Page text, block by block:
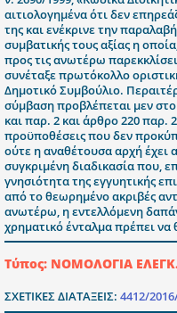
αιτιολογημένα ότι δεν
της και ενέκρινε την
συμβατικής τους αξίας η
προς τις ανωτέρω
συνέταξε πρωτόκολλο
Δημοτικό Συμβούλιο.
σύμβαση προβλέπεται μεν
και παρ. 2 και άρθρο 220 παρ.
προϋποθέσεις που δεν
ούτε η αναθέτουσα αρχή έχει
συγκριμένη διαδικασία που,
γνησιότητα της εγγυητικής
από το θεωρημένο ακριβές
ανωτέρω, η εντελλόμενη
χρηματικό ένταλμα πρέπει να
Τύπος: ΝΟΜΟΛΟΓΙΑ
ΣΧΕΤΙΚΕΣ ΔΙΑΤΑΞΕΙΣ: 4412/